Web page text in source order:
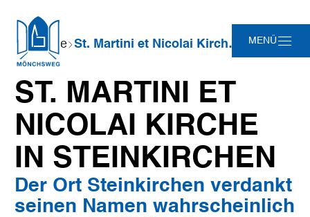
Hauptinhalt
Suche
Navigation
Footer
MENÜ
Sie
sind
hier:
Startseite St. Martini et Nicolai Kirche in Steinkirchen
ST. MARTINI ET
NICOLAI KIRCHE
IN STEINKIRCHEN
Der Ort Steinkirchen verdankt
seinen Namen wahrscheinlich